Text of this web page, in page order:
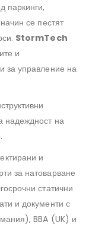
паркинги,
се пестят
StormTech
и
за управление на
надеждност на
и
за натоварване
статични
и документи с
BBA (UK) и